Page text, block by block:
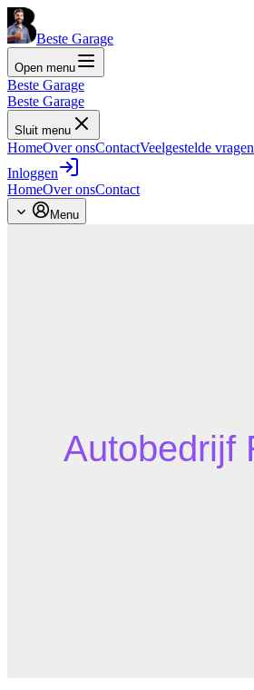
Beste Garage
Open menu
Beste Garage
Beste Garage
Sluit menu
HomeOver onsContactVeelgestelde vragen
Inloggen
HomeOver onsContact
Menu